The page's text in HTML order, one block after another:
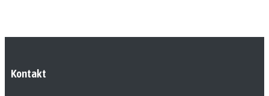
Kontakt